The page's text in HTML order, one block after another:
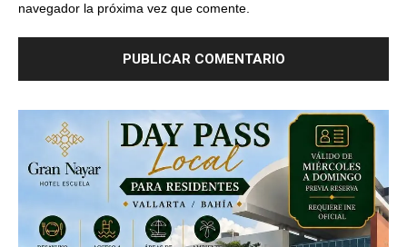
navegador la próxima vez que comente.